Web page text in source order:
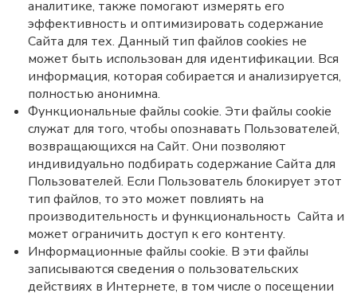
аналитике, также помогают измерять его
эффективность и оптимизировать содержание
Сайта для тех. Данный тип файлов cookies не
может быть использован для идентификации. Вся
информация, которая собирается и анализируется,
полностью анонимна.
Функциональные файлы cookie. Эти файлы cookie
служат для того, чтобы опознавать Пользователей,
возвращающихся на Сайт. Они позволяют
индивидуально подбирать содержание Сайта для
Пользователей. Если Пользователь блокирует этот
тип файлов, то это может повлиять на
производительность и функциональность Сайта и
может ограничить доступ к его контенту.
Информационные файлы cookie. В эти файлы
записываются сведения о пользовательских
действиях в Интернете, в том числе о посещении